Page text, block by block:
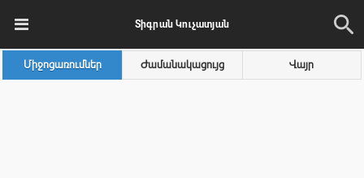
Տիգրան Կուչատյան
Միջոցառումներ Ժամանակացույց Վայր